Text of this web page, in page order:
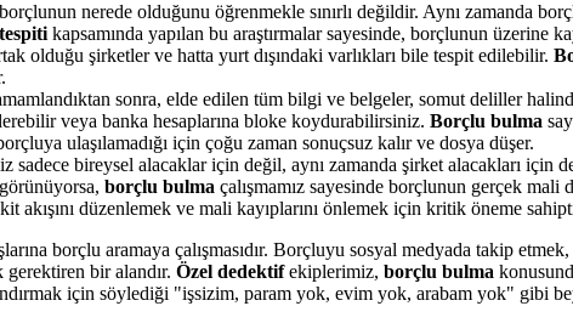
nerede olduğunu öğrenmekle sınırlı değildir. Aynı zamanda
kapsamında yapılan bu araştırmalar sayesinde, borçlunun üzerine
olduğu şirketler ve hatta yurt dışındaki varlıkları bile tespit edilebilir.
sonra, elde edilen tüm bilgi ve belgeler, somut deliller
veya banka hesaplarına bloke koydurabilirsiniz. Borçlu bulma
ulaşılamadığı için çoğu zaman sonuçsuz kalır ve dosya düşer.
sadece bireysel alacaklar için değil, aynı zamanda şirket alacakları
borçlu bulma çalışmamız sayesinde borçlunun gerçek
akışını düzenlemek ve mali kayıplarını önlemek için kritik öneme
borçlu aramaya çalışmasıdır. Borçluyu sosyal medyada takip
bir alandır. Özel dedektifekiplerimiz, borçlu bulma
için söylediği "işsizim, param yok, evim yok, arabam yok" gibi